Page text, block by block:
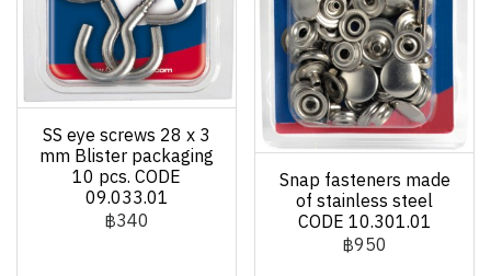
SS eye screws 28 x 3
mm Blister packaging
10 pcs. CODE
09.033.01
฿340
Snap fasteners made
of stainless steel
CODE 10.301.01
฿950